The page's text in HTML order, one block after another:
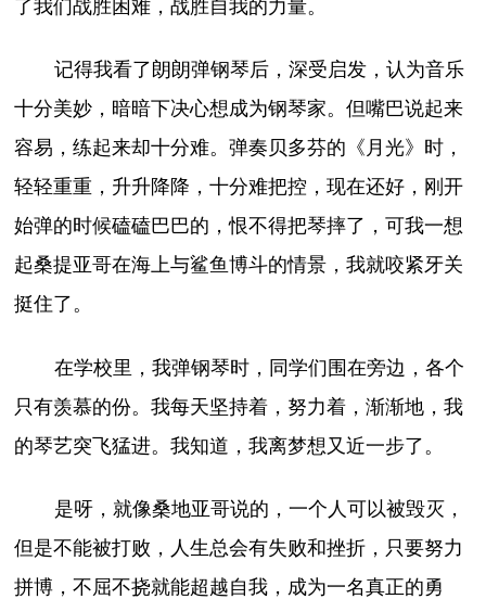
了我们战胜困难，战胜自我的力量。
记得我看了朗朗弹钢琴后，深受启发，认为音乐
十分美妙，暗暗下决心想成为钢琴家。但嘴巴说起来
容易，练起来却十分难。弹奏贝多芬的《月光》时，
轻轻重重，升升降降，十分难把控，现在还好，刚开
始弹的时候磕磕巴巴的，恨不得把琴摔了，可我一想
起桑提亚哥在海上与鲨鱼博斗的情景，我就咬紧牙关
挺住了。
在学校里，我弹钢琴时，同学们围在旁边，各个
只有羡慕的份。我每天坚持着，努力着，渐渐地，我
的琴艺突飞猛进。我知道，我离梦想又近一步了。
是呀，就像桑地亚哥说的，一个人可以被毁灭，
但是不能被打败，人生总会有失败和挫折，只要努力
拼博，不屈不挠就能超越自我，成为一名真正的勇